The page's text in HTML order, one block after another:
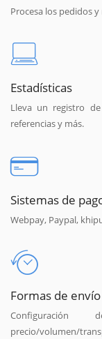
Procesa los pedidos
Estadísticas
Lleva un registro
referencias y más.
Sistemas de
Webpay, Paypal,
Formas de envío
precio/volumen/